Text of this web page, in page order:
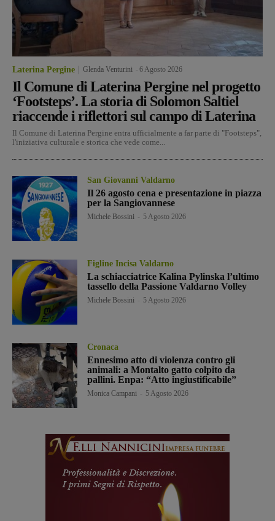
Laterina Pergine Glenda Venturini 6 Agosto 2026
Il Comune di Laterina Pergine nel progetto
‘Footsteps’. La storia di Solomon Saltiel
riaccende i riflettori sul campo di Laterina
Il Comune di Laterina Pergine entra ufficialmente a far parte di "Footsteps",
l'iniziativa culturale e storica che vede come...
San Giovanni Valdarno
Il 26 agosto cena e presentazione in piazza
per la Sangiovannese
Michele Bossini 5 Agosto 2026
Figline Incisa Valdarno
La schiacciatrice Kalina Pylinska l’ultimo
tassello della Passione Valdarno Volley
Michele Bossini 5 Agosto 2026
Cronaca
Ennesimo atto di violenza contro gli
animali: a Montalto gatto colpito da
pallini. Enpa: “Atto ingiustificabile”
Monica Campani 5 Agosto 2026